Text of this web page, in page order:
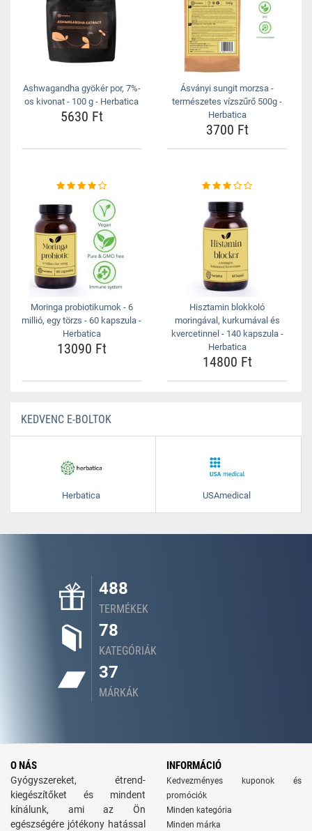
Ashwagandha gyökér por, 7%-
os kivonat - 100 g - Herbatica
5630 Ft
Ásványi sungit morzsa -
természetes vízszűrő 500g -
Herbatica
3700 Ft
Moringa probiotikumok - 6
millió, egy törzs - 60 kapszula -
Herbatica
13090 Ft
Hisztamin blokkoló
moringával, kurkumával és
kvercetinnel - 140 kapszula -
Herbatica
14800 Ft
KEDVENC E-BOLTOK
Herbatica USAmedical
488
TERMÉKEK
78
KATEGÓRIÁK
37
MÁRKÁK
O NÁS
Gyógyszereket, étrend-
kiegészítőket és mindent
kínálunk, ami az Ön
egészségére jótékony hatással
INFORMÁCIÓ
Kedvezményes kuponok és
promóciók
Minden kategória
Minden márka